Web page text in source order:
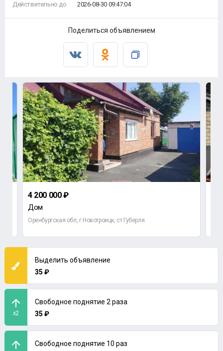
Действительно до
2026-08-30 09:47:04
Поделиться объявлением
4 200 000 ₽
Дом
Оренбургская обл, г Новотроицк, ст Губерля
Выделить объявление
35 ₽
x2
Свободное поднятие 2 раза
35 ₽
Свободное поднятие 10 раз